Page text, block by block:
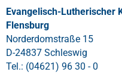
Evangelisch-Lutherischer
Flensburg
Norderdomstraße 15
D-24837 Schleswig
Tel.: (04621) 96 30 - 0